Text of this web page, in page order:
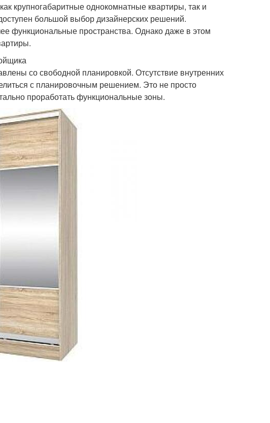
крупногабаритные однокомнатные квартиры, так и
большой выбор дизайнерских решений.
функциональные пространства. Однако даже в этом
со свободной планировкой. Отсутствие внутренних
с планировочным решением. Это не просто
проработать функциональные зоны.